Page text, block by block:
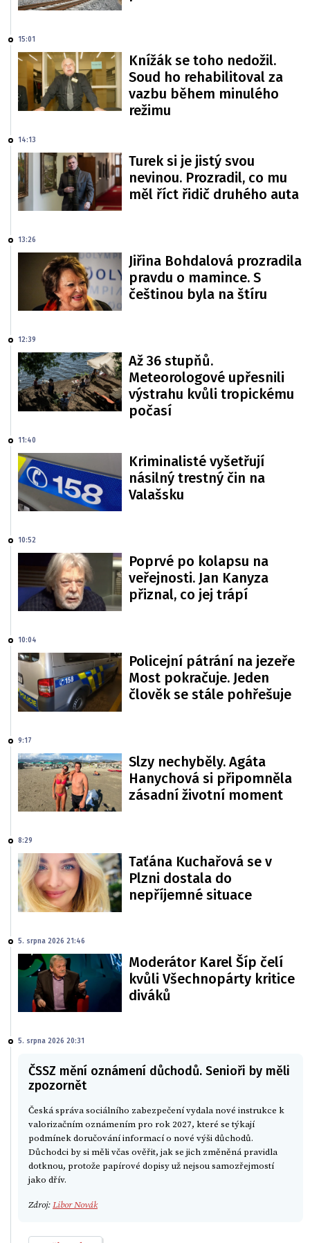
15:01
Knížák se toho nedožil.
Soud ho rehabilitoval za
vazbu během minulého
režimu
14:13
Turek si je jistý svou
nevinou. Prozradil, co mu
měl říct řidič druhého auta
13:26
Jiřina Bohdalová prozradila
pravdu o mamince. S
češtinou byla na štíru
12:39
Až 36 stupňů.
Meteorologové upřesnili
výstrahu kvůli tropickému
počasí
11:40
Kriminalisté vyšetřují
násilný trestný čin na
Valašsku
10:52
Poprvé po kolapsu na
veřejnosti. Jan Kanyza
přiznal, co jej trápí
10:04
Policejní pátrání na jezeře
Most pokračuje. Jeden
člověk se stále pohřešuje
9:17
Slzy nechyběly. Agáta
Hanychová si připomněla
zásadní životní moment
8:29
Taťána Kuchařová se v
Plzni dostala do
nepříjemné situace
5. srpna 2026 21:46
Moderátor Karel Šíp čelí
kvůli Všechnopárty kritice
diváků
5. srpna 2026 20:31
ČSSZ mění oznámení důchodů. Senioři by měli
zpozornět
Česká správa sociálního zabezpečení vydala nové instrukce k
valorizačním oznámením pro rok 2027, které se týkají
podmínek doručování informací o nové výši důchodů.
Důchodci by si měli včas ověřit, jak se jich změněná pravidla
dotknou, protože papírové dopisy už nejsou samozřejmostí
jako dřív.
Zdroj:Libor Novák